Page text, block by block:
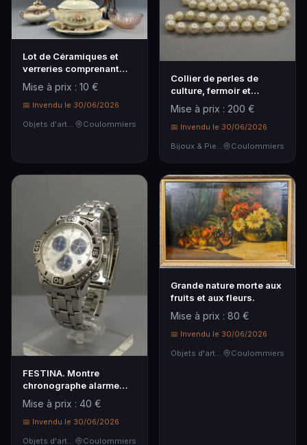
Lot de Céramiques et
verreries comprenant
vases, saladier, p…
Mise à prix : 10 €
📅 Invendu le 30/06/2026
Coulommiers
Collier de perles de
culture, fermoir et
chaînette de sécuri…
Mise à prix : 200 €
📅 Invendu le 30/06/2026
Bijoux & Pierres Précieuses
Coulommiers
FESTINA. Montre
chronographe alarme
d'homme réf.
Mise à prix : 40 €
📅 Invendu le 30/06/2026
Objets d'art & Curiosités
Coulommiers
Grande nature morte aux
fruits et aux fleurs.
Mise à prix : 80 €
📅 Invendu le 30/06/2026
Coulommiers